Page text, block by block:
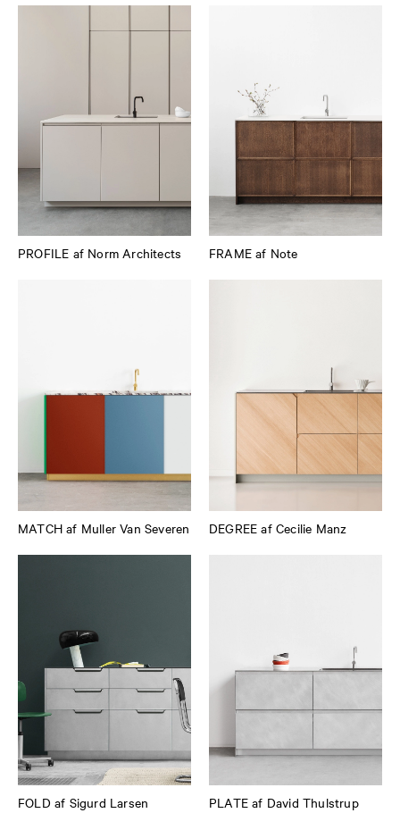
PROFILE af Norm Architects FRAME af Note
MATCH af Muller Van Severen DEGREE af Cecilie Manz
FOLD af Sigurd Larsen PLATE af David Thulstrup